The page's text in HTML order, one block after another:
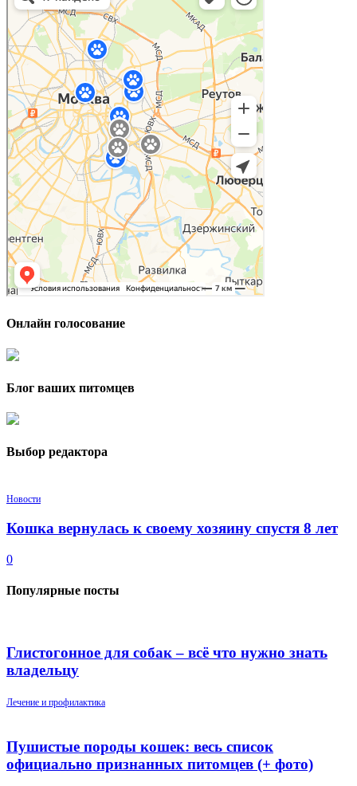
Онлайн голосование
Блог ваших питомцев
Выбор редактора
Новости
Кошка вернулась к своему хозяину спустя 8 лет
0
Популярные посты
Глистогонное для собак – всё что нужно знать
владельцу
Лечение и профилактика
Пушистые породы кошек: весь список
официально признанных питомцев (+ фото)